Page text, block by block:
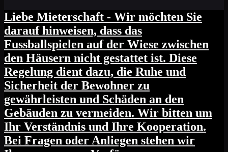
Liebe Mieterschaft - Wir möchten Sie
darauf hinweisen, dass das
Fussballspielen auf der Wiese zwischen
den Häusern nicht gestattet ist. Diese
Regelung dient dazu, die Ruhe und
Sicherheit der Bewohner zu
gewährleisten und Schäden an den
Gebäuden zu vermeiden. Wir bitten um
Ihr Verständnis und Ihre Kooperation.
Bei Fragen oder Anliegen stehen wir